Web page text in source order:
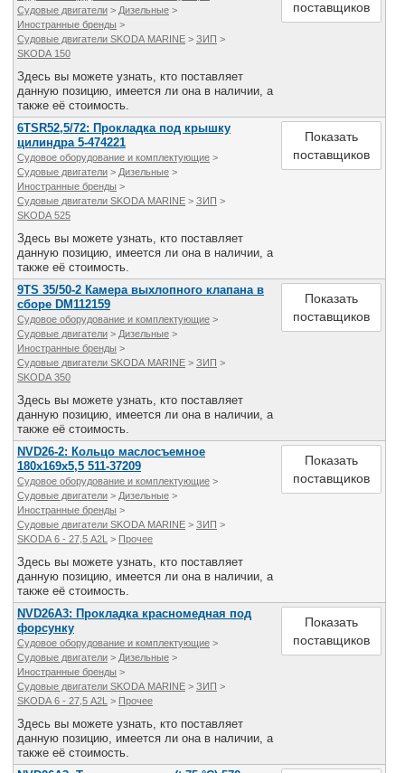
Судовые двигатели > Дизельные >
Иностранные бренды >
Судовые двигатели SKODA MARINE > ЗИП >
SKODA 150
Здесь вы можете узнать, кто поставляет
данную позицию, имеется ли она в наличии, а
также её стоимость.
поставщиков
6TSR52,5/72: Прокладка под крышку
цилиндра 5-474221
Судовое оборудование и комплектующие >
Судовые двигатели > Дизельные >
Иностранные бренды >
Судовые двигатели SKODA MARINE > ЗИП >
SKODA 525
Здесь вы можете узнать, кто поставляет
данную позицию, имеется ли она в наличии, а
также её стоимость.
Показать
поставщиков
9TS 35/50-2 Камера выхлопного клапана в
сборе DM112159
Судовое оборудование и комплектующие >
Судовые двигатели > Дизельные >
Иностранные бренды >
Судовые двигатели SKODA MARINE > ЗИП >
SKODA 350
Здесь вы можете узнать, кто поставляет
данную позицию, имеется ли она в наличии, а
также её стоимость.
Показать
поставщиков
NVD26-2: Кольцо маслосъемное
180х169х5,5 511-37209
Судовое оборудование и комплектующие >
Судовые двигатели > Дизельные >
Иностранные бренды >
Судовые двигатели SKODA MARINE > ЗИП >
SKODA 6 - 27,5 A2L > Прочее
Здесь вы можете узнать, кто поставляет
данную позицию, имеется ли она в наличии, а
также её стоимость.
Показать
поставщиков
NVD26А3: Прокладка красномедная под
форсунку
Судовое оборудование и комплектующие >
Судовые двигатели > Дизельные >
Иностранные бренды >
Судовые двигатели SKODA MARINE > ЗИП >
SKODA 6 - 27,5 A2L > Прочее
Здесь вы можете узнать, кто поставляет
данную позицию, имеется ли она в наличии, а
также её стоимость.
Показать
поставщиков